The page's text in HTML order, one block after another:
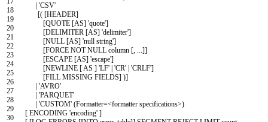
18
19
20
21
22
23
24
25
26
27
28
29
30
| 'CSV'
[( [HEADER]
[QUOTE [AS] 'quote']
[DELIMITER [AS] 'delimiter']
[NULL [AS] 'null string']
[FORCE NOT NULL column [ ]]
[ESCAPE [AS] 'escape']
[NEWLINE [ AS ] 'LF' | 'CR' | 'CRLF']
[FILL MISSING FIELDS] )]
| 'AVRO'
| 'PARQUET'
| 'CUSTOM' (Formatter=<formatter specifications>)
[ ENCODING 'encoding' ]